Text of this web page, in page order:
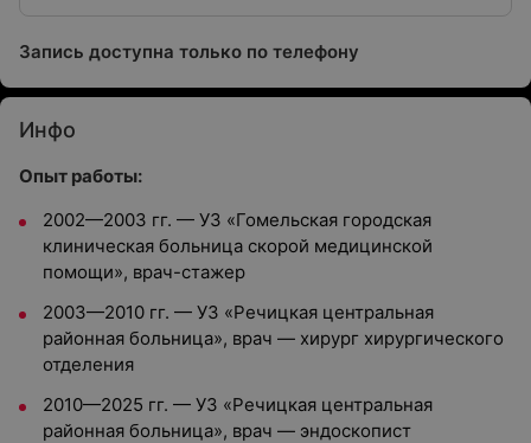
Запись доступна только по телефону
Инфо
Опыт работы:
2002—2003 гг. — УЗ «Гомельская городская
клиническая больница скорой медицинской
помощи», врач-стажер
2003—2010 гг. — УЗ «Речицкая центральная
районная больница», врач — хирург хирургического
отделения
2010—2025 гг. — УЗ «Речицкая центральная
районная больница», врач — эндоскопист